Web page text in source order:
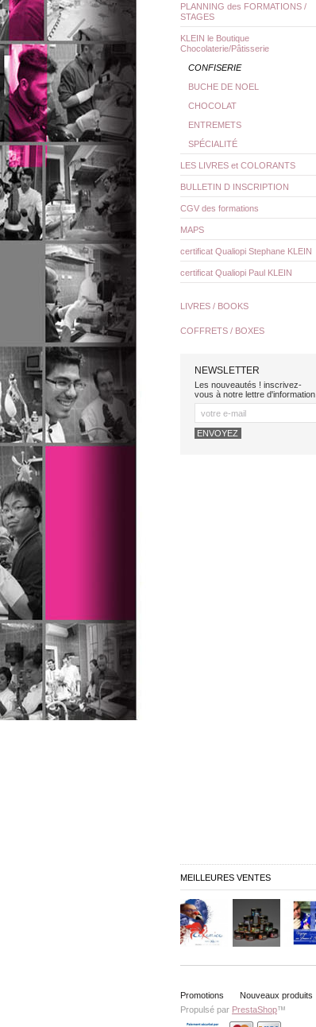
PLANNING des FORMATIONS /
STAGES
KLEIN le Boutique
Chocolaterie/Pâtisserie
CONFISERIE
BUCHE DE NOEL
CHOCOLAT
ENTREMETS
SPÉCIALITÉ
LES LIVRES et COLORANTS
BULLETIN D INSCRIPTION
CGV des formations
MAPS
certificat Qualiopi Stephane KLEIN
certificat Qualiopi Paul KLEIN
LIVRES / BOOKS
COFFRETS / BOXES
NEWSLETTER
Les nouveautés ! inscrivez-
vous à notre lettre d'information
MEILLEURES VENTES
Promotions Nouveaux produits
Propulsé par PrestaShop™